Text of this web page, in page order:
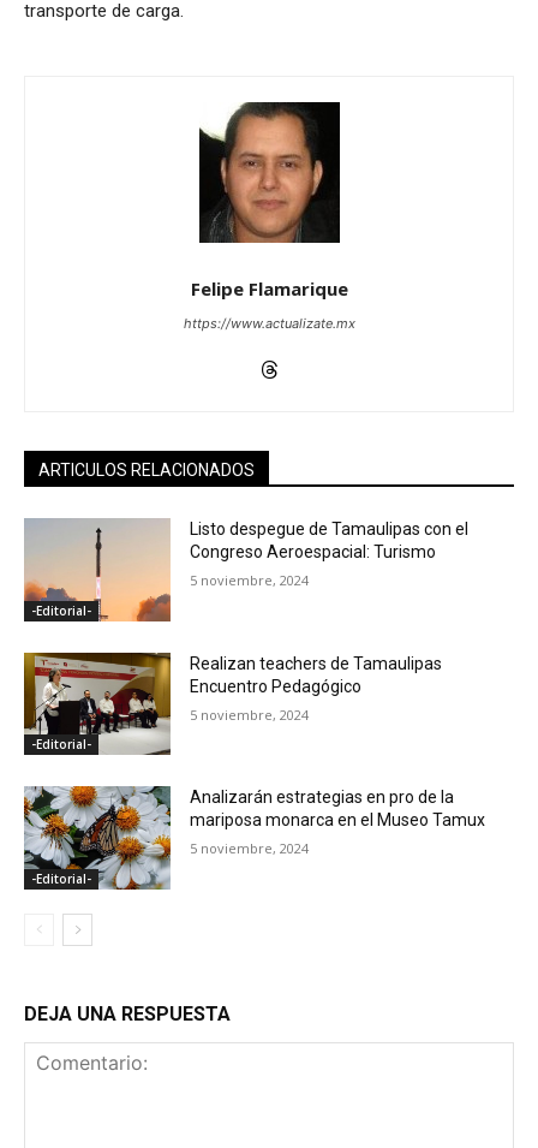
transporte de carga.
Felipe Flamarique
https://www.actualizate.mx
ARTICULOS RELACIONADOS
-Editorial-
Listo despegue de Tamaulipas con el
Congreso Aeroespacial: Turismo
5 noviembre, 2024
-Editorial-
Realizan teachers de Tamaulipas
Encuentro Pedagógico
5 noviembre, 2024
-Editorial-
Analizarán estrategias en pro de la
mariposa monarca en el Museo Tamux
5 noviembre, 2024
DEJA UNA RESPUESTA